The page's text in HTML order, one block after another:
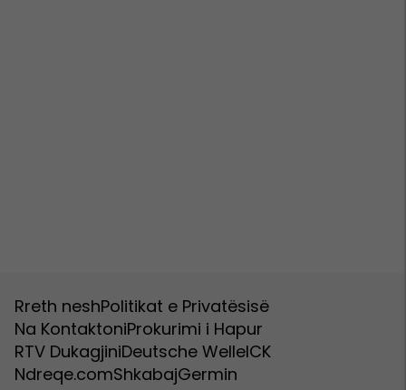
Rreth neshPolitikat e Privatësisë
Na KontaktoniProkurimi i Hapur
RTV DukagjiniDeutsche WelleICK
Ndreqe.comShkabajGermin